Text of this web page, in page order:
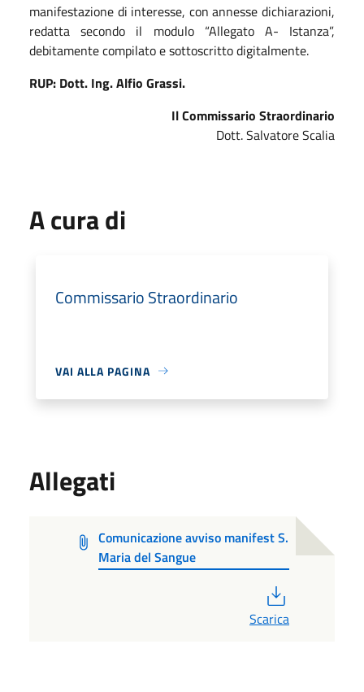
manifestazione di interesse, con annesse dichiarazioni,
redatta secondo il modulo “Allegato A- Istanza”,
debitamente compilato e sottoscritto digitalmente.
RUP: Dott. Ing. Alfio Grassi.
Il Commissario Straordinario
Dott. Salvatore Scalia
A cura di
Commissario Straordinario
VAI ALLA PAGINA
Allegati
Comunicazione avviso manifest S.
Maria del Sangue
Scarica